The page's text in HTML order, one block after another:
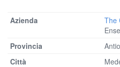
The